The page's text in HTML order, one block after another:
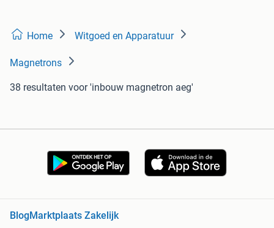
Home Witgoed en Apparatuur
Magnetrons
38 resultaten voor 'inbouw magnetron aeg'
BlogMarktplaats Zakelijk